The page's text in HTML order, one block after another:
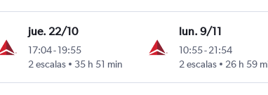
jue. 22/10
17:04-19:55
2 escalas
35 h 51 min
lun. 9/11
10:55-21:54
2 escalas
26 h 59